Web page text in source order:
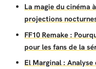
La magie du cinéma
projections
FF10 Remake :
pour les fans de la
El Marginal :